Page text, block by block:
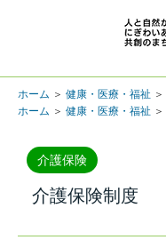
ホーム ＞ 健康・医療・福祉 ＞
ホーム ＞ 健康・医療・福祉 ＞
介護保険
介護保険制度